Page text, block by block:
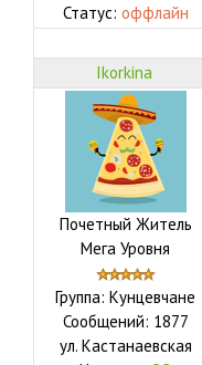
Статус: оффлайн
Ikorkina
Почетный Житель
Мега Уровня
Группа: Кунцевчане
Сообщений: 1877
ул. Кастанаевская